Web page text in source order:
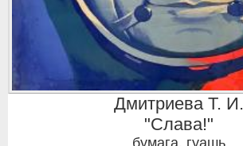
Дмитриева Т. И.
"Слава!"
бумага, гуашь